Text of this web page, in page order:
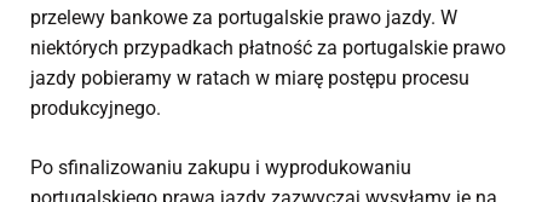
przelewy bankowe za portugalskie prawo jazdy. W
niektórych przypadkach płatność za portugalskie prawo
jazdy pobieramy w ratach w miarę postępu procesu
produkcyjnego.
Po sfinalizowaniu zakupu i wyprodukowaniu
portugalskiego prawa jazdy zazwyczaj wysyłamy je na